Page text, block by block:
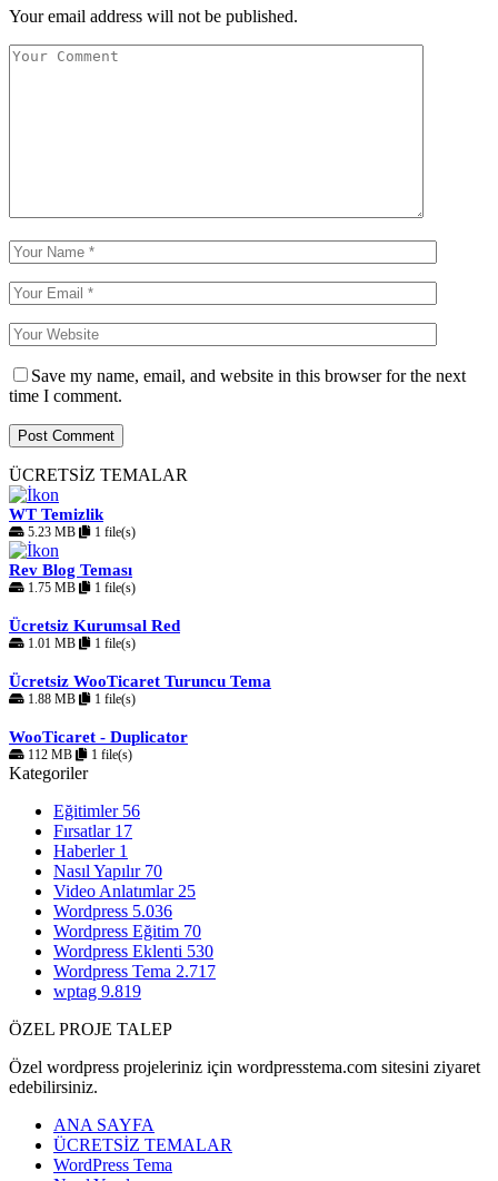
Your email address will not be published.
Save my name, email, and website in this browser for the next
time I comment.
ÜCRETSİZ TEMALAR
WT Temizlik
5.23 MB 1 file(s)
Rev Blog Teması
1.75 MB 1 file(s)
Ücretsiz Kurumsal Red
1.01 MB 1 file(s)
Ücretsiz WooTicaret Turuncu Tema
1.88 MB 1 file(s)
WooTicaret - Duplicator
112 MB 1 file(s)
Kategoriler
Eğitimler 56
Fırsatlar 17
Haberler 1
Nasıl Yapılır 70
Video Anlatımlar 25
Wordpress 5.036
Wordpress Eğitim 70
Wordpress Eklenti 530
Wordpress Tema 2.717
wptag 9.819
ÖZEL PROJE TALEP
Özel wordpress projeleriniz için wordpresstema.com sitesini ziyaret
edebilirsiniz.
ANA SAYFA
ÜCRETSİZ TEMALAR
WordPress Tema